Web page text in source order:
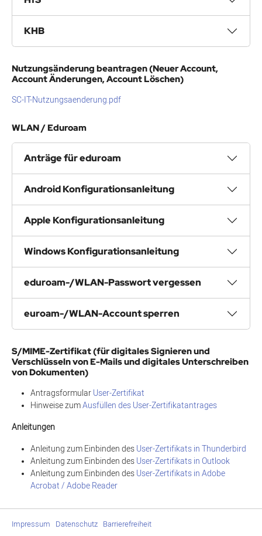
KHB
Nutzungsänderung beantragen (Neuer Account,
Account Änderungen, Account Löschen)
SC-IT-Nutzungsaenderung.pdf
WLAN / Eduroam
Anträge für eduroam
Android Konfigurationsanleitung
Apple Konfigurationsanleitung
Windows Konfigurationsanleitung
eduroam-/WLAN-Passwort vergessen
euroam-/WLAN-Account sperren
S/MIME-Zertifikat (für digitales Signieren und
Verschlüsseln von E-Mails und digitales Unterschreiben
von Dokumenten)
Antragsformular User-Zertifikat
Hinweise zumAusfüllen des User-Zertifikatantrages
Anleitungen
Anleitung zum Einbinden des User-Zertifikats in Thunderbird
Anleitung zum Einbinden des User-Zertifikats in Outlook
Anleitung zum Einbinden des User-Zertifikats in Adobe
Acrobat / Adobe Reader
Impressum Datenschutz Barrierefreiheit